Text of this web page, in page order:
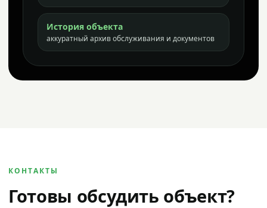
История объекта
аккуратный архив обслуживания и документов
КОНТАКТЫ
Готовы обсудить объект?